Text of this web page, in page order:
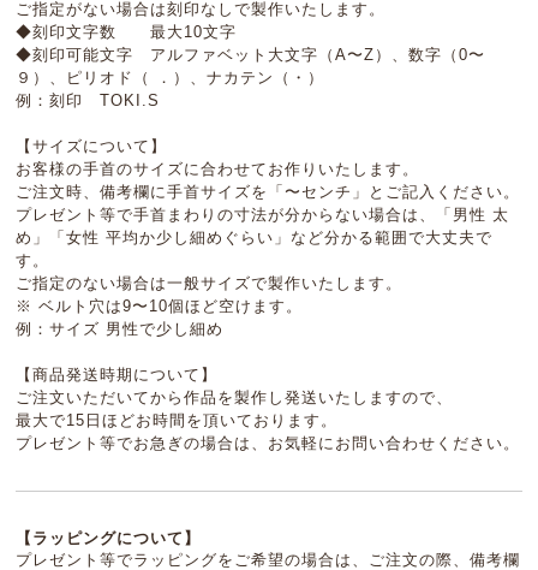
ご指定がない場合は刻印なしで製作いたします。
◆刻印文字数 最大10文字
◆刻印可能文字 アルファベット大文字（A〜Z）、数字（0〜
９）、ピリオド（ ．）、ナカテン（・）
例：刻印 TOKI.S
【サイズについて】
お客様の手首のサイズに合わせてお作りいたします。
ご注文時、備考欄に手首サイズを「〜センチ」とご記入ください。
プレゼント等で手首まわりの寸法が分からない場合は、「男性 太
め」「女性 平均か少し細めぐらい」など分かる範囲で大丈夫で
す。
ご指定のない場合は一般サイズで製作いたします。
※ ベルト穴は9〜10個ほど空けます。
例：サイズ 男性で少し細め
【商品発送時期について】
ご注文いただいてから作品を製作し発送いたしますので、
最大で15日ほどお時間を頂いております。
プレゼント等でお急ぎの場合は、お気軽にお問い合わせください。
【ラッピングについて】
プレゼント等でラッピングをご希望の場合は、ご注文の際、備考欄